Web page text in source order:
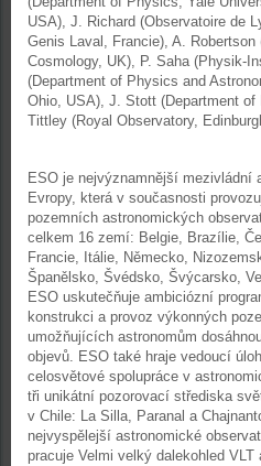
USA), J. Richard (Observatoire de
Genis Laval, Francie), A.
Cosmology, UK), P. Saha (Physik-
(Department of Physics and
Ohio, USA), J. Stott (Department
Tittley (Royal Observatory,
ESO je nejvýznamnější mezivládní
Evropy, která v současnosti
pozemních astronomických
celkem 16 zemí: Belgie, Brazílie,
Francie, Itálie, Německo,
Španělsko, Švédsko, Švýcarsko,
ESO uskutečňuje ambiciózní
konstrukci a provoz výkonných
umožňujících astronomům
objevů. ESO také hraje vedoucí
celosvětové spolupráce v
tři unikátní pozorovací střediska
v Chile: La Silla, Paranal a
nejvyspělejší astronomické
pracuje Velmi velký dalekohled